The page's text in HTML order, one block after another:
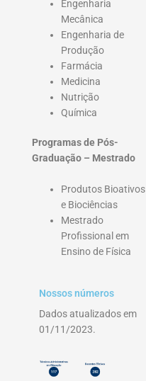
Engenharia
Mecânica
Engenharia de
Produção
Farmácia
Medicina
Nutrição
Química
Programas de Pós-
Graduação – Mestrado
Produtos Bioativos
e Biociências
Mestrado
Profissional em
Ensino de Física
Nossos números
Dados atualizados em
01/11/2023.